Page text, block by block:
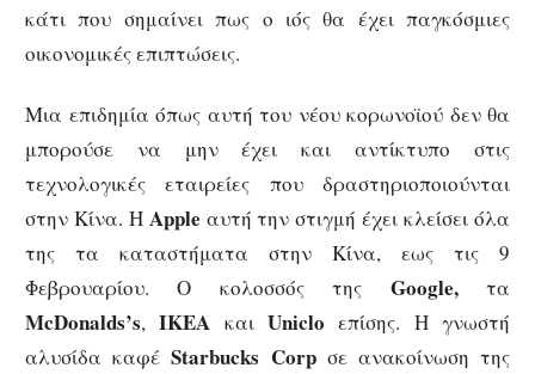
κάτι που σημαίνει πως ο ιός θα έχει παγκόσμιες
οικονομικές επιπτώσεις.
Μια επιδημία όπως αυτή του νέου κορωνοϊού δεν θα
μπορούσε να μην έχει και αντίκτυπο στις
τεχνολογικές εταιρείες που δραστηριοποιούνται
στην Κίνα. Η Apple αυτή την στιγμή έχει κλείσει όλα
της τα καταστήματα στην Κίνα, εως τις 9
Φεβρουαρίου. Ο κολοσσός της Google,τα
McDonalds’s,IKEA καιUniclo επίσης. Η γνωστή
αλυσίδα καφέ Starbucks Corpσε ανακοίνωση της